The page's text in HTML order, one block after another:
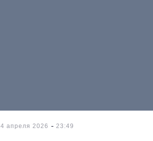
4 апреля 2026 - 23:49